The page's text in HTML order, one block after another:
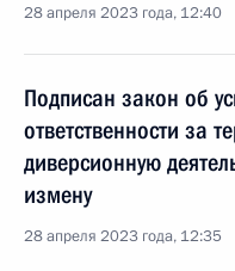
28 апреля 2023 года, 12:40
Подписан закон об
ответственности за
диверсионную
измену
28 апреля 2023 года, 12:35